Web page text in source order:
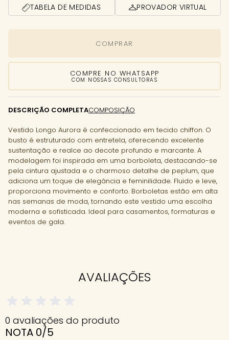
TABELA DE MEDIDAS PROVADOR VIRTUAL
COMPRAR
COMPRE NO WHATSAPP
COM NOSSAS CONSULTORAS
DESCRIÇÃO COMPLETACOMPOSIÇÃO
Vestido Longo Aurora é confeccionado em tecido chiffon. O
busto é estruturado com entretela, oferecendo excelente
sustentação e realce ao decote profundo e marcante. A
modelagem foi inspirada em uma borboleta, destacando-se
pela cintura ajustada e o charmoso detalhe de peplum, que
adiciona um toque de elegância e feminilidade. Fluido e leve,
proporciona movimento e conforto. Borboletas estão em alta
nas semanas de moda, tornando este vestido uma escolha
moderna e sofisticada. Ideal para casamentos, formaturas e
eventos de gala.
AVALIAÇÕES
0 avaliações do produto
NOTA 0/5